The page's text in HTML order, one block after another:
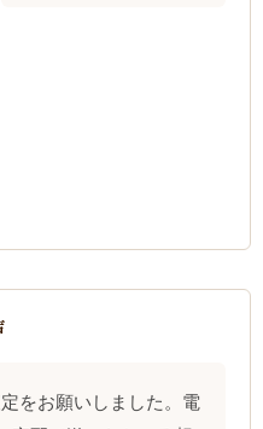
をお願いしました。電